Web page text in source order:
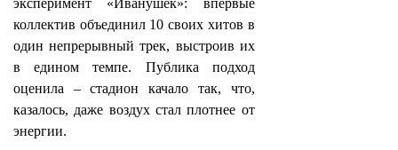
эксперимент «Иванушек»: впервые
коллектив объединил 10 своих хитов в
один непрерывный трек, выстроив их
в едином темпе. Публика подход
оценила – стадион качало так, что,
казалось, даже воздух стал плотнее от
энергии.